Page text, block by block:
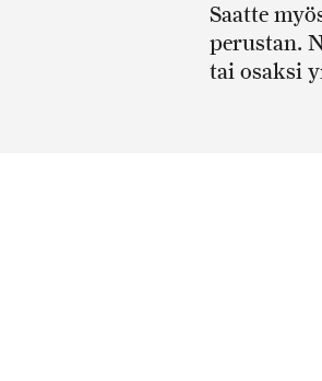
Saatte
perustan.
tai osaksi